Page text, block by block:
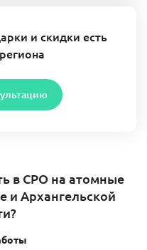
и скидки есть
в СРО на атомные
и Архангельской